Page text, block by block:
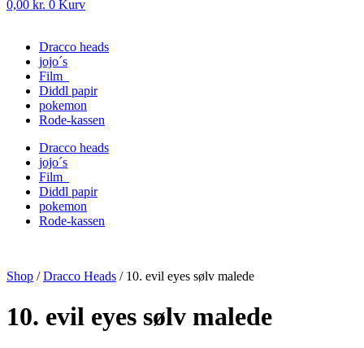
0,00 kr. 0 Kurv
Dracco heads
jojo´s
Film
Diddl papir
pokemon
Rode-kassen
Dracco heads
jojo´s
Film
Diddl papir
pokemon
Rode-kassen
Shop /Dracco Heads / 10. evil eyes sølv malede
10. evil eyes sølv malede